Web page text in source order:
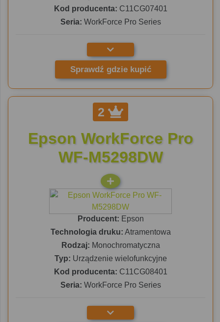
Kod producenta: C11CG07401
Seria: WorkForce Pro Series
Sprawdź gdzie kupić
2
Epson WorkForce Pro
WF-M5298DW
Producent: Epson
Technologia druku: Atramentowa
Rodzaj: Monochromatyczna
Typ: Urządzenie wielofunkcyjne
Kod producenta: C11CG08401
Seria: WorkForce Pro Series